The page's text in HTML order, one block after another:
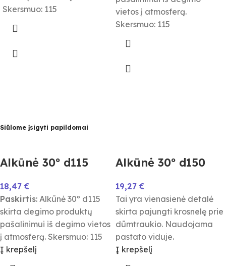
Skersmuo: 115
vietos į atmosferą.
Skersmuo: 115
Siūlome įsigyti papildomai
Alkūnė 30º d115
18,47€
Paskirtis: Alkūnė 30º d115
skirta degimo produktų
pašalinimui iš degimo vietos
į atmosferą. Skersmuo: 115
Į krepšelį
Alkūnė 30º d150
19,27€
Tai yra vienasienė detalė
skirta pajungti krosnelę prie
dūmtraukio. Naudojama
pastato viduje.
Į krepšelį